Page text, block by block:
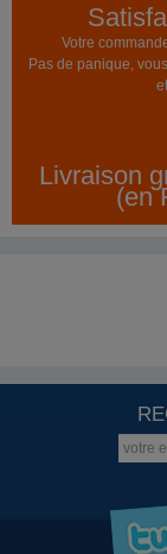
Votre
Pas de panique,
Livraison
(en